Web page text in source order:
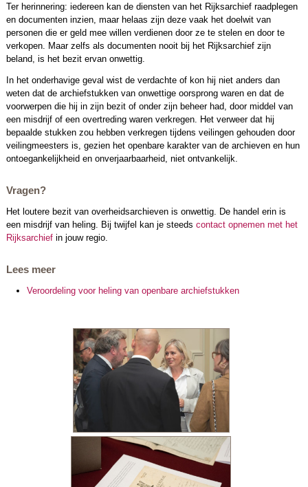
Ter herinnering: iedereen kan de diensten van het Rijksarchief raadplegen
en documenten inzien, maar helaas zijn deze vaak het doelwit van
personen die er geld mee willen verdienen door ze te stelen en door te
verkopen. Maar zelfs als documenten nooit bij het Rijksarchief zijn
beland, is het bezit ervan onwettig.
In het onderhavige geval wist de verdachte of kon hij niet anders dan
weten dat de archiefstukken van onwettige oorsprong waren en dat de
voorwerpen die hij in zijn bezit of onder zijn beheer had, door middel van
een misdrijf of een overtreding waren verkregen. Het verweer dat hij
bepaalde stukken zou hebben verkregen tijdens veilingen gehouden door
veilingmeesters is, gezien het openbare karakter van de archieven en hun
ontoegankelijkheid en onverjaarbaarheid, niet ontvankelijk.
Vragen?
Het loutere bezit van overheidsarchieven is onwettig. De handel erin is
een misdrijf van heling. Bij twijfel kan je steeds contact opnemen met het
Rijksarchiefin jouw regio.
Lees meer
Veroordeling voor heling van openbare archiefstukken